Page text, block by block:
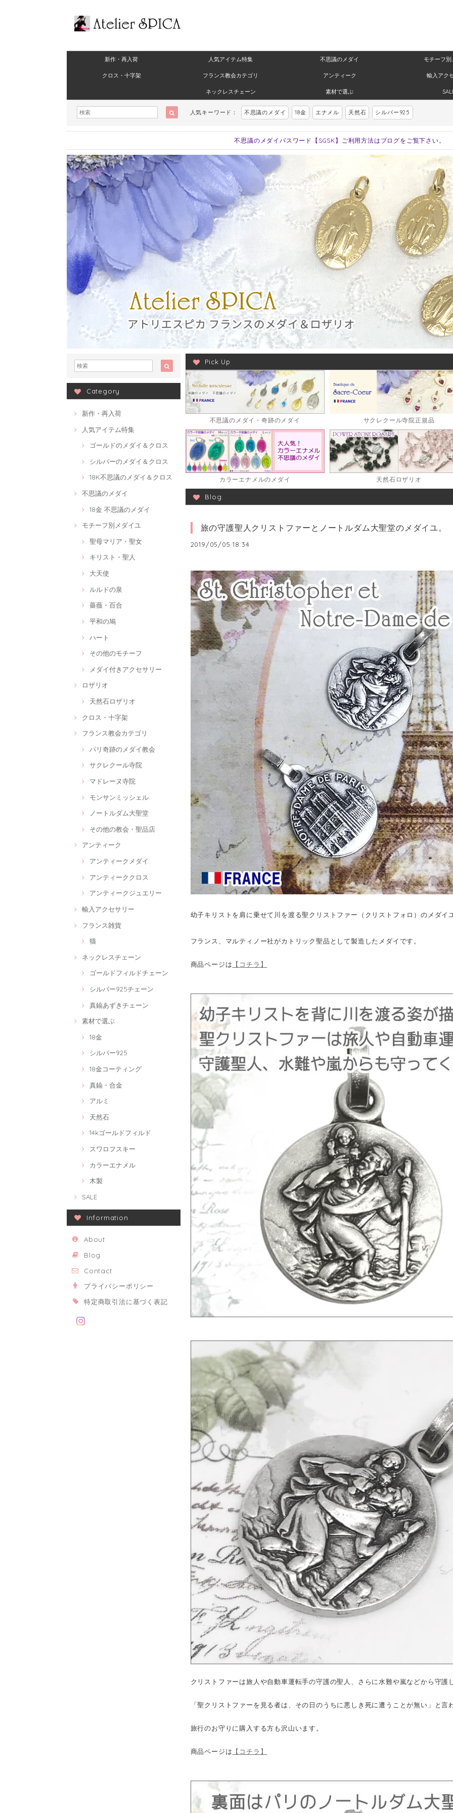
新作・再入荷 人気アイテム特集 不思議のメダイ モチーフ
クロス・十字架 フランス教会カテゴリ アンティーク 輸入アク
ネックレスチェーン 素材で選ぶ
人気キーワード： 不思議のメダイ 18金 エナメル 天然石 シルバー925
不思議のメダイパスワード【SGSK】ご利用方法はブログをご覧下さい。
Category
新作・再入荷
人気アイテム特集
ゴールドのメダイ＆クロス
シルバーのメダイ＆クロス
18K不思議のメダイ＆クロス
不思議のメダイ
18金 不思議のメダイ
モチーフ別メダイユ
聖母マリア・聖女
キリスト・聖人
大天使
ルルドの泉
薔薇・百合
平和の鳩
ハート
その他のモチーフ
メダイ付きアクセサリー
ロザリオ
天然石ロザリオ
クロス・十字架
フランス教会カテゴリ
パリ奇跡のメダイ教会
サクレクール寺院
マドレーヌ寺院
モンサンミッシェル
ノートルダム大聖堂
その他の教会・聖品店
アンティーク
アンティークメダイ
アンティーククロス
アンティークジュエリー
輸入アクセサリー
フランス雑貨
猫
ネックレスチェーン
ゴールドフィルドチェーン
シルバー925チェーン
真鍮あずきチェーン
素材で選ぶ
18金
シルバー925
18金コーティング
真鍮・合金
アルミ
天然石
14kゴールドフィルド
スワロフスキー
カラーエナメル
木製
SALE
Information
About
Blog
Contact
プライバシーポリシー
特定商取引法に基づく表記
Pick Up
不思議のメダイ・奇跡のメダイ サクレクール寺院正規品
カラーエナメルのメダイ 天然石ロザリオ
Blog
旅の守護聖人クリストファーとノートルダム大聖堂のメダイユ。
2019/05/05 18:34
幼子キリストを肩に乗せて川を渡る聖クリストファー（クリストフォロ）のメダイ
フランス、マルティノー社がカトリック聖品として製造したメダイです。
商品ページは 【コチラ】
クリストファーは旅人や自動車運転手の守護の聖人、さらに水難や嵐などから守護
「聖クリストファーを見る者は、その日のうちに悪しき死に遭うことが無い」と言
旅行のお守りに購入する方も沢山います。
商品ページは 【コチラ】